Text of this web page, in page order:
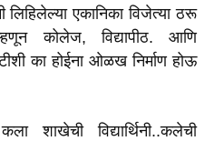
लिहिलेल्या एकानिका विजेत्या ठरू
कोलेज, विद्यापीठ. आणि
का होईना ओळख निर्माण होऊ
शाखेची विद्यार्थिनी..कलेची